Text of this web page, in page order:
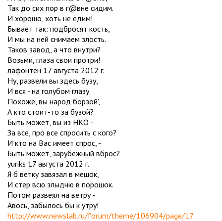
Так до сих пор в г@вне сидим.
И хорошо, хоть не едим!
Бывает так: подбросят кость,
И мы на ней снимаем злость.
Таков завод, а что внутри?
Возьми, глаза свои протри!
лафонтен 17 августа 2012 г.
Ну, развели вы здесь бузу,
И вся - на голубом глазу.
Похоже, вы народ борзой',
А кто стоит-то за бузой?
Быть может, вы из НКО -
За все, про все спросить с кого?
И кто на Вас имеет спрос, -
Быть может, зарубежный вброс?
yuriks 17 августа 2012 г.
Я б ветку завязал в мешок,
И стер всю злыдню в порошок.
Потом развеял на ветру -
Авось, забылось бы к утру!
http://www.newslab.ru/forum/theme/106904/page/17